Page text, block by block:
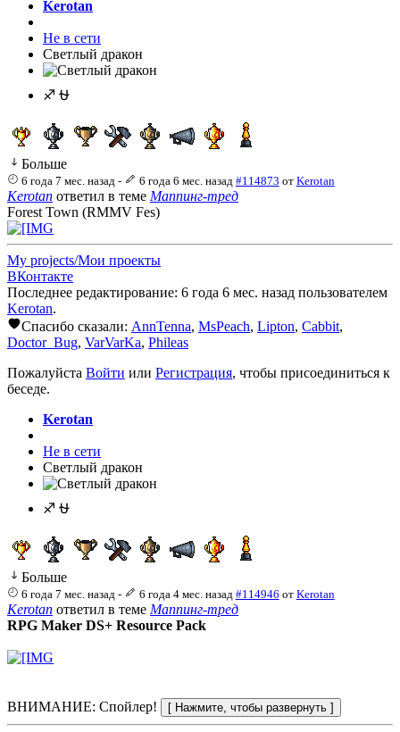
Kerotan
Не в сети
Светлый дракон
♐ ⛎
Больше
6 года 7 мес. назад - 6 года 6 мес. назад #114873 от Kerotan
Kerotan ответил в теме Маппинг-тред
Forest Town (RMMV Fes)
My projects/Мои проекты
ВКонтакте
Последнее редактирование: 6 года 6 мес. назад пользователем
Kerotan.
Спасибо сказали: AnnTenna, MsPeach, Lipton, Cabbit,
Doctor_Bug, VarVarKa, Phileas
Пожалуйста Войти или Регистрация, чтобы присоединиться к
беседе.
Kerotan
Не в сети
Светлый дракон
♐ ⛎
Больше
6 года 7 мес. назад - 6 года 4 мес. назад #114946 от Kerotan
Kerotan ответил в теме Маппинг-тред
RPG Maker DS+ Resource Pack
ВНИМАНИЕ: Спойлер!